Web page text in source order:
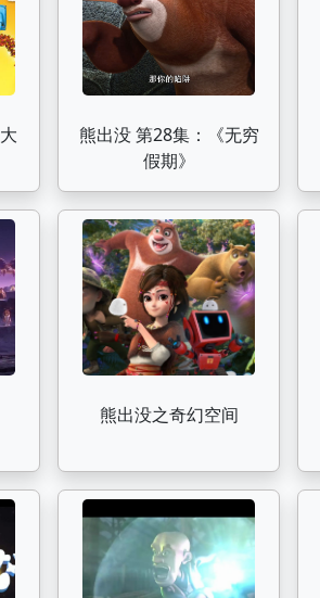
熊出没 第28集：《无穷
假期》
熊出没之奇幻空间